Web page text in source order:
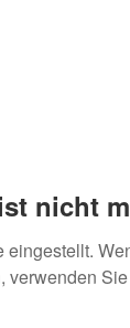
nicht
verwenden